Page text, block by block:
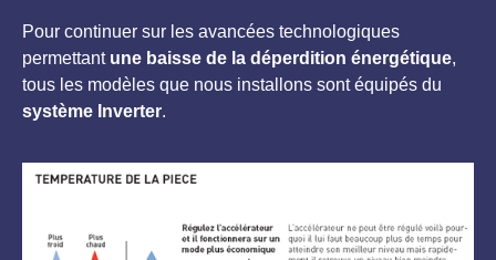
Pour continuer sur les avancées technologiques
permettant une baisse de la déperdition énergétique,
tous les modèles que nous installons sont équipés du
système Inverter.